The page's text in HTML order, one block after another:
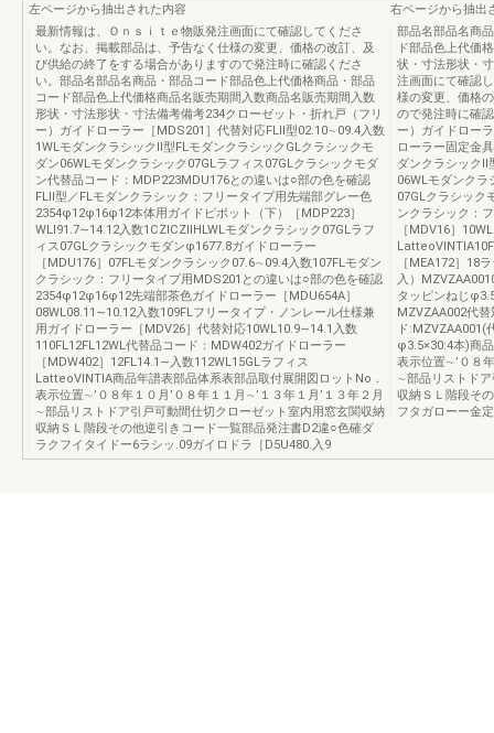
左ページから抽出された内容
最新情報は、Ｏｎｓｉｔｅ物販発注画面にて確認してくださ
い。なお、掲載部品は、予告なく仕様の変更、価格の改訂、及
び供給の終了をする場合がありますので発注時に確認くださ
い。部品名部品名商品・部品コード部品色上代価格商品・部品
コード部品色上代価格商品名販売期間入数商品名販売期間入数
形状・寸法形状・寸法備考備考234クローゼット・折れ戸（フリ
ー）ガイドローラー［MDS201］代替対応FLⅡ型02.10∼09.4入数
1WLモダンクラシックⅡ型FLモダンクラシックGLクラシックモ
ダン06WLモダンクラシック07GLラフィス07GLクラシックモダ
ン代替品コード：MDP223MDU176との違いは○部の色を確認
FLⅡ型／FLモダンクラシック：フリータイプ用先端部グレー色
2354φ12φ16φ12本体用ガイドピボット（下）［MDP223］
WLⅠ91.7∼14.12入数1CZⅠCZⅡHLWLモダンクラシック07GLラフ
ィス07GLクラシックモダンφ1677.8ガイドローラー
［MDU176］07FLモダンクラシック07.6∼09.4入数107FLモダン
クラシック：フリータイプ用MDS201との違いは○部の色を確認
2354φ12φ16φ12先端部茶色ガイドローラー［MDU654A］
08WL08.11∼10.12入数109FLフリータイプ・ノンレール仕様兼
用ガイドローラー［MDV26］代替対応10WL10.9∼14.1入数
110FL12FL12WL代替品コード：MDW402ガイドローラー
［MDW402］12FL14.1∼入数112WL15GLラフィス
LatteoVINTIA商品年譜表部品体系表部品取付展開図ロットNo．
表示位置∼’０８年１０月’０８年１１月∼’１３年１月’１３年２月
∼部品リストドア引戸可動間仕切クローゼット室内用窓玄関収納
収納ＳＬ階段その他逆引きコード一覧部品発注書D2違○色確ダ
ラクフイタイドー6ラシッ.09ガイロドラ［D5U480.入9
右ページから抽出
部品名部品名商
ド部品色上代価
状・寸法形状・
注画面にて確認
様の変更、価格
ので発注時に確
ー）ガイドロー
ローラー固定金
ダンクラシックⅡ
06WLモダンクラ
07GLクラシック
ンクラシック：
［MDV16］
［MEA172］18
入）
タッピンねじ
MZVZAA002代
ド:MZVZAA001(
φ3.5×30:4本)商
表示位置∼’０８
∼部品リストド
収納ＳＬ階段そ
フタガローー金